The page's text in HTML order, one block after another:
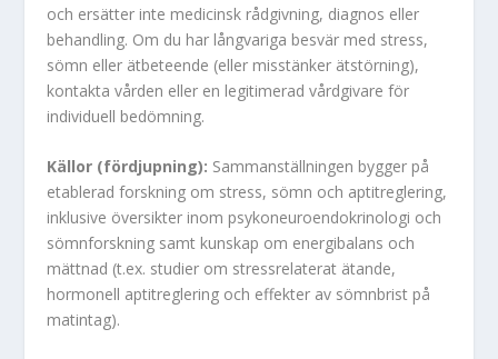
och ersätter inte medicinsk rådgivning, diagnos eller
behandling. Om du har långvariga besvär med stress,
sömn eller ätbeteende (eller misstänker ätstörning),
kontakta vården eller en legitimerad vårdgivare för
individuell bedömning.
Källor (fördjupning): Sammanställningen bygger på
etablerad forskning om stress, sömn och aptitreglering,
inklusive översikter inom psykoneuroendokrinologi och
sömnforskning samt kunskap om energibalans och
mättnad (t.ex. studier om stressrelaterat ätande,
hormonell aptitreglering och effekter av sömnbrist på
matintag).